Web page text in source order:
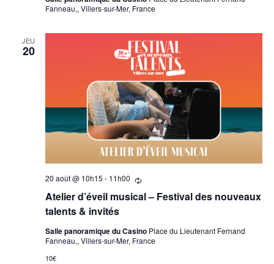
Fanneau,, Villers-sur-Mer, France
JEU
20
Atelier d’éveil musical – Festival des nouveaux
talents & invités
20 août @ 10h15 - 11h00
Se
Salle panoramique du Casino Place du Lieutenant Fernand
Fanneau,, Villers-sur-Mer, France
10€